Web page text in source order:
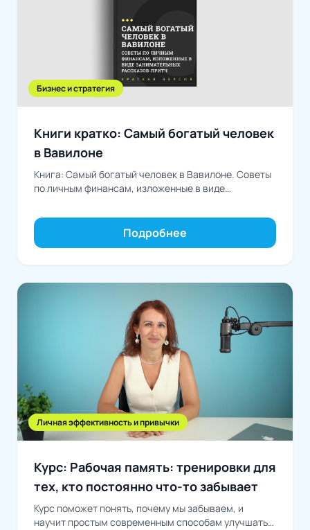
Бизнес и стратегия
Книги кратко: Самый богатый человек
в Вавилоне
Книга: Самый богатый человек в Вавилоне. Советы
по личным финансам, изложенные в виде
Сэмюэль Клейсон
Подробнее
Личная эффективность и привычки
Курс: Рабочая память: тренировки для
тех, кто постоянно что-то забывает
Курс поможет понять, почему мы забываем, и
научит простым современным способам улучшать